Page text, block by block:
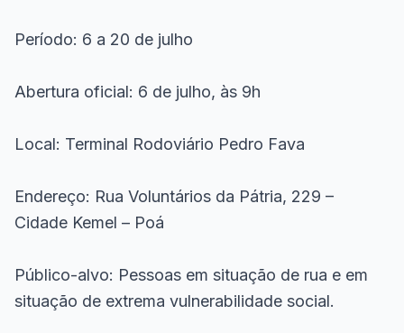
Período: 6 a 20 de julho
Abertura oficial: 6 de julho, às 9h
Local: Terminal Rodoviário Pedro Fava
Endereço: Rua Voluntários da Pátria, 229 –
Cidade Kemel – Poá
Público-alvo: Pessoas em situação de rua e em
situação de extrema vulnerabilidade social.